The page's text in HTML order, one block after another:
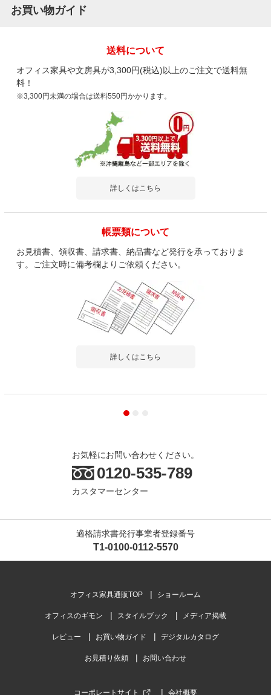
お買い物ガイド
送料について
オフィス家具や文房具が3,300円(税込)以上のご注文で送料無
料！
※3,300円未満の場合は送料550円かかります。
詳しくはこちら
帳票類について
お見積書、領収書、請求書、納品書など発行を承っておりま
す。ご注文時に備考欄よりご依頼ください。
詳しくはこちら
お気軽にお問い合わせください。
0120-535-789
カスタマーセンター
適格請求書発行事業者登録番号
T1-0100-0112-5570
オフィス家具通販TOP ショールーム
オフィスのギモン スタイルブック メディア掲載
レビュー お買い物ガイド デジタルカタログ
お見積り依頼 お問い合わせ
コーポレートサイト 会社概要